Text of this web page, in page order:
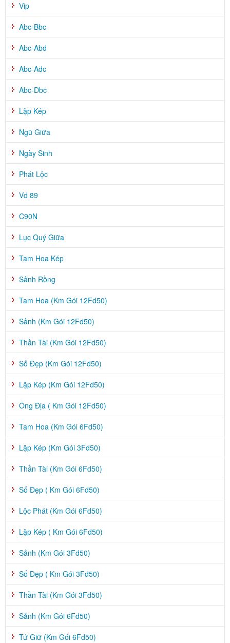
Vip
Abc-Bbc
Abc-Abd
Abc-Adc
Abc-Dbc
Lặp Kép
Ngũ Giữa
Ngày Sinh
Phát Lộc
Vd 89
C90N
Lục Quý Giữa
Tam Hoa Kép
Sảnh Rồng
Tam Hoa (Km Gói 12Fd50)
Sảnh (Km Gói 12Fd50)
Thần Tài (Km Gói 12Fd50)
Số Đẹp (Km Gói 12Fd50)
Lặp Kép (Km Gói 12Fd50)
Ông Địa ( Km Gói 12Fd50)
Tam Hoa (Km Gói 6Fd50)
Lặp Kép (Km Gói 3Fd50)
Thần Tài (Km Gói 6Fd50)
Số Đẹp ( Km Gói 6Fd50)
Lộc Phát (Km Gói 6Fd50)
Lặp Kép ( Km Gói 6Fd50)
Sảnh (Km Gói 3Fd50)
Số Đẹp ( Km Gói 3Fd50)
Thần Tài (Km Gói 3Fd50)
Sảnh (Km Gói 6Fd50)
Tứ Giữ (Km Gói 6Fd50)